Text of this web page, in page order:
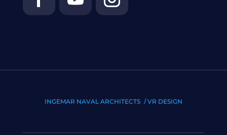
INGEMAR NAVAL ARCHITECTS / VR DESIGN